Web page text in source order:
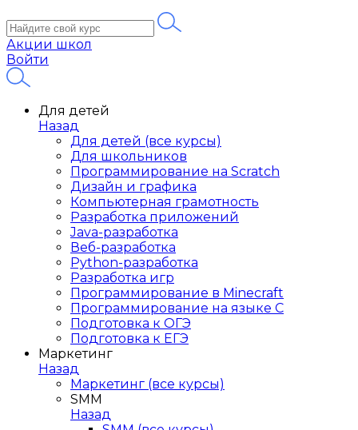
Акции школ
Войти
Для детей
Назад
Для детей (все курсы)
Для школьников
Программирование на Scratch
Дизайн и графика
Компьютерная грамотность
Разработка приложений
Java-разработка
Веб-разработка
Python-разработка
Разработка игр
Программирование в Minecraft
Программирование на языке C
Подготовка к ОГЭ
Подготовка к ЕГЭ
Маркетинг
Назад
Маркетинг (все курсы)
SMM
Назад